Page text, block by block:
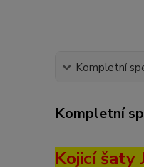
Kompletní
Kompletní
Kojicí šaty